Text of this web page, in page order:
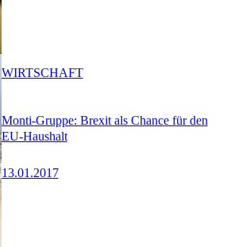
Monti-Gruppe: Brexit als Chance für den
EU-Haushalt
13.01.2017
WIRTSCHAFT